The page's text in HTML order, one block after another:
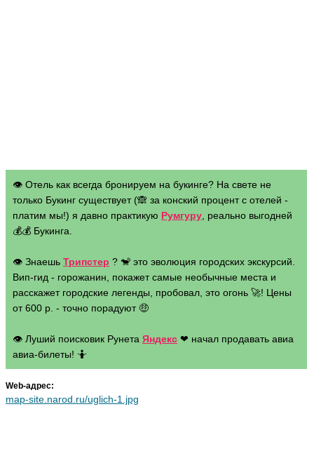
👁 Отель как всегда бронируем на букинге? На свете не
только Букинг существует (🙈 за конский процент с отелей -
платим мы!) я давно практикую Румгуру , реально выгодней
💰💰 Букинга.
👁 Знаешь Трипстер ? 🐒 это эволюция городских экскурсий.
Вип-гид - горожанин, покажет самые необычные места и
расскажет городские легенды, пробовал, это огонь 🚀! Цены
от 600 р. - точно порадуют 🤑
👁 Луший поисковик Рунета Яндекс ❤ начал продавать авиа
авиа-билеты! 🤷
Web-адрес:
map-site.narod.ru/uglich-1.jpg